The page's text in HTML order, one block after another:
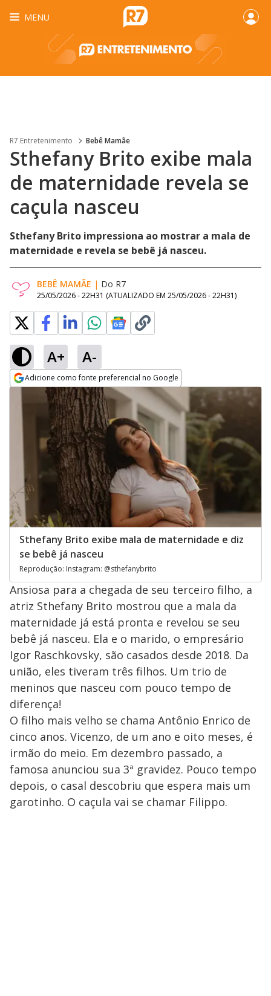
MENU
R7 Entretenimento Bebê Mamãe
Sthefany Brito exibe mala
de maternidade revela se
caçula nasceu
Sthefany Brito impressiona ao mostrar a mala de
maternidade e revela se bebê já nasceu.
BEBÊ MAMÃE | Do R7
25/05/2026 - 22H31 (ATUALIZADO EM 25/05/2026 - 22H31)
A+ A-
Adicione como fonte preferencial no Google
Opens in new window
Sthefany Brito exibe mala de maternidade e diz
se bebê já nasceu
Reprodução: Instagram: @sthefanybrito
Ansiosa para a chegada de seu terceiro filho, a
atriz Sthefany Brito mostrou que a mala da
maternidade já está pronta e revelou se seu
bebê já nasceu. Ela e o marido, o empresário
Igor Raschkovsky, são casados desde 2018. Da
união, eles tiveram três filhos. Um trio de
meninos que nasceu com pouco tempo de
diferença!
O filho mais velho se chama Antônio Enrico de
cinco anos. Vicenzo, de um ano e oito meses, é
irmão do meio. Em dezembro passado, a
famosa anunciou sua 3ª gravidez. Pouco tempo
depois, o casal descobriu que espera mais um
garotinho. O caçula vai se chamar Filippo.